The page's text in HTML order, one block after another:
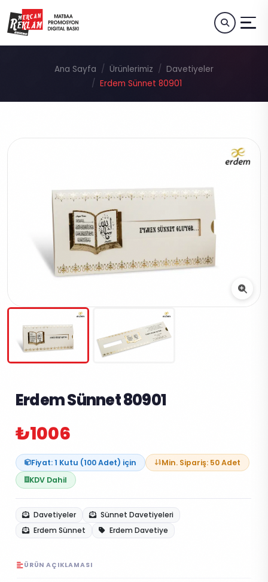
Ana Sayfa Ürünlerimiz
Davetiyeler
Erdem Sünnet 80901
Erdem Sünnet 80901
₺1006
Fiyat: 1 Kutu (100 Adet) için
Min. Sipariş: 50 Adet
KDV Dahil
Davetiyeler
Sünnet Davetiyeleri
Erdem Sünnet
Erdem Davetiye
ÜRÜN AÇIKLAMASI